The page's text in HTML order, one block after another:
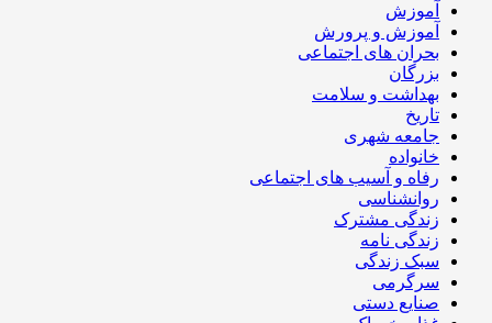
آموزش
آموزش و پرورش
بحران های اجتماعی
بزرگان
بهداشت و سلامت
تاریخ
جامعه شهری
خانواده
رفاه و آسیب های اجتماعی
روانشناسی
زندگی مشترک
زندگی نامه
سبک زندگی
سرگرمی
صنایع دستی